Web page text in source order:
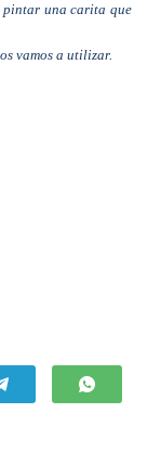
pintar una carita que
vamos a utilizar.